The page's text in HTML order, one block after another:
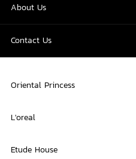
About Us
Contact Us
Oriental Princess
L'oreal
Etude House